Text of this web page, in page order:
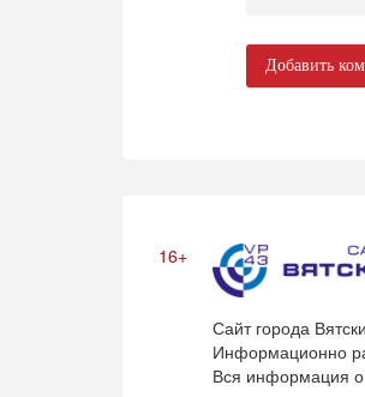
Добавить
16+
Сайт города
Информационно
Вся информация